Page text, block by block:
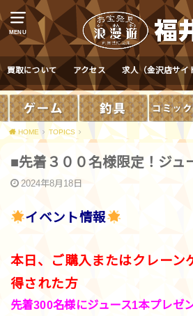
MENU
買取について アクセス 求人（金沢店サイ
HOME TOPICS
■先着３００名様限定！ジュ
2024年8月18日
イベント情報
本日、ご購入またはクレーン
得された方
先着300名様にジュース1本プレゼ